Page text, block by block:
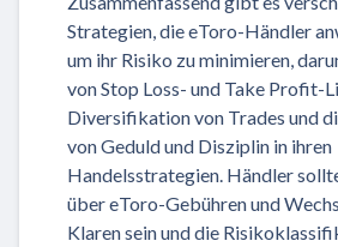
Strategien, die eToro-Händler
um ihr Risiko zu minimieren,
von Stop Loss- und Take Profit-
Diversifikation von Trades und
von Geduld und Disziplin in ihren
Handelsstrategien. Händler
über eToro-Gebühren und
Klaren sein und die